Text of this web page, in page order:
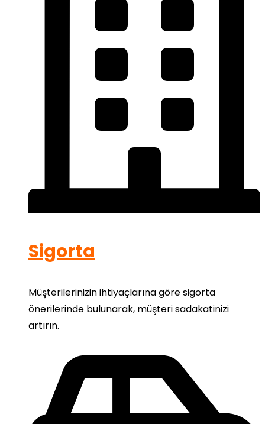
Sigorta
Müşterilerinizin ihtiyaçlarına göre sigorta
önerilerinde bulunarak, müşteri sadakatinizi
artırın.